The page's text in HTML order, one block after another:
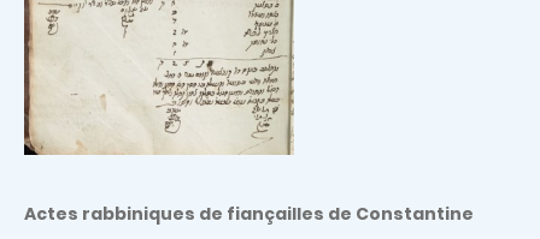
Actes rabbiniques de fiançailles de Constantine